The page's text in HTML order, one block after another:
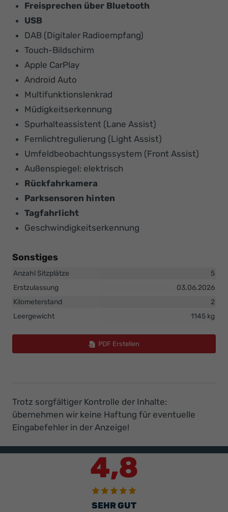
Freisprechen über Bluetooth
USB
DAB (Digitaler Radioempfang)
Touch-Bildschirm
Apple CarPlay
Android Auto
Multifunktionslenkrad
Müdigkeitserkennung
Spurhalteassistent (Lane Assist)
Fernlichtregulierung (Light Assist)
Umfeldbeobachtungssystem (Front Assist)
Außenspiegel: elektrisch
Rückfahrkamera
Parksensoren hinten
Tagfahrlicht
Geschwindigkeitserkennung
Sonstiges
Anzahl Sitzplätze
5
Erstzulassung
03.06.2026
Kilometerstand
2
Leergewicht
1145 kg
PDF Erstellen
Trotz sorgfältiger Kontrolle der Inhalte:
übernehmen wir keine Haftung für eventuelle
Eingabefehler in der Anzeige!
4,8
SEHR GUT